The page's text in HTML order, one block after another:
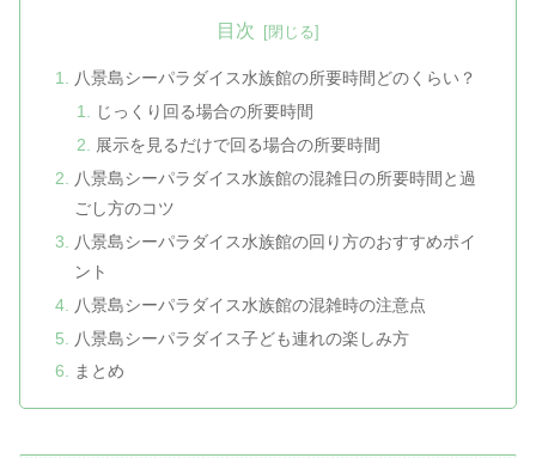
目次
八景島シーパラダイス水族館の所要時間どのくらい？
じっくり回る場合の所要時間
展示を見るだけで回る場合の所要時間
八景島シーパラダイス水族館の混雑日の所要時間と過
ごし方のコツ
八景島シーパラダイス水族館の回り方のおすすめポイ
ント
八景島シーパラダイス水族館の混雑時の注意点
八景島シーパラダイス子ども連れの楽しみ方
まとめ